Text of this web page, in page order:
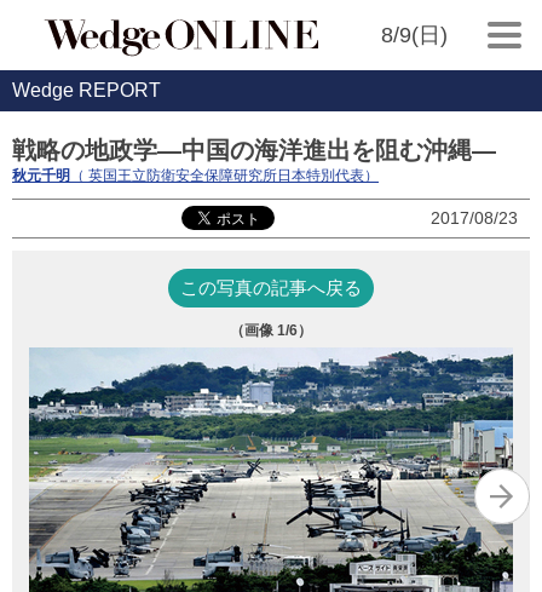
8/9(日)
Wedge REPORT
戦略の地政学―中国の海洋進出を阻む沖縄―
秋元千明 （ 英国王立防衛安全保障研究所日本特別代表）
2017/08/23
この写真の記事へ戻る
（画像 1/6）